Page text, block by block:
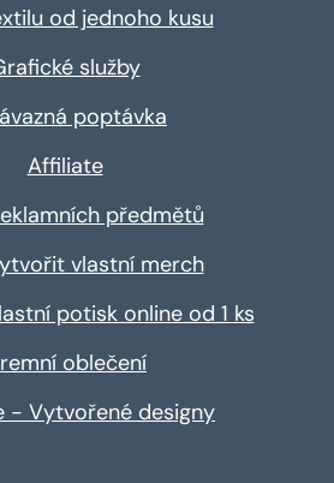
od jednoho kusu
služby
poptávka
Affiliate
předmětů
vlastní merch
potisk online od 1 ks
oblečení
- Vytvořené designy